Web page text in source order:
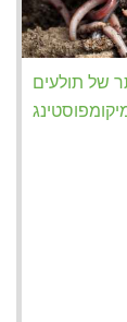
של תולעים